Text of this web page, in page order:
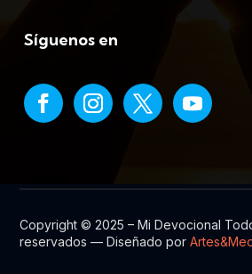
Síguenos en
Copyright © 2025 – Mi Devocional
reservados — Diseñado por